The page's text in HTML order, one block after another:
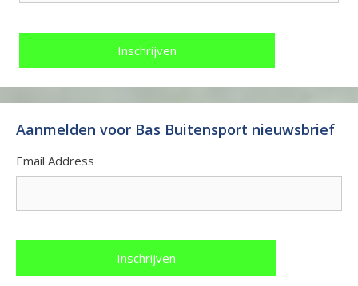
Aanmelden voor Bas Buitensport nieuwsbrief
Email Address